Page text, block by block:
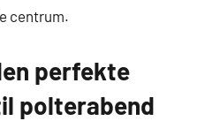
centrum.
perfekte
polterabend